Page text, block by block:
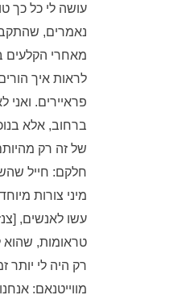
עושה לי כל כך
נאמרים,
מאחרי הקלעים
לראות איך
פראיירים.
ברחוב, אלא
של זה רק
חלקם: חייל
מיני צורות
עשו לאנשים,
טראומות, שהוא
רק היה לי יותר
מווייטנאם: